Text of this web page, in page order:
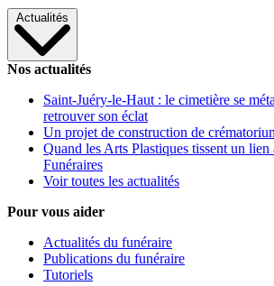
Actualités
Nos actualités
Saint-Juéry-le-Haut : le cimetière se
retrouver son éclat
Un projet de construction de
Quand les Arts Plastiques tissent un lien
Funéraires
Voir toutes les actualités
Pour vous aider
Actualités du funéraire
Publications du funéraire
Tutoriels